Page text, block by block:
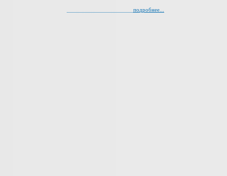
подробнее...